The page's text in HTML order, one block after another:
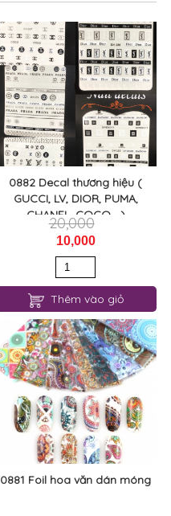
0882 Decal thương hiệu (
GUCCI, LV, DIOR, PUMA,
CHANEL, COCO,...)
20,000
10,000
Thêm vào giỏ
0881 Foil hoa văn dán móng